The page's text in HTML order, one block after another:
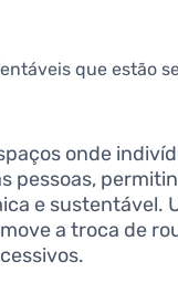
que estão
onde
pessoas,
e sustentável.
a troca de